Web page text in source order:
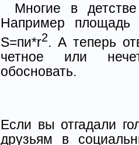
Многие в
Например площадь
S=пи*r2. А теперь
четное или
обосновать.
Если вы отгадали
друзьям в